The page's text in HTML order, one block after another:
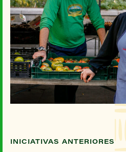
INICIATIVAS ANTERIORES